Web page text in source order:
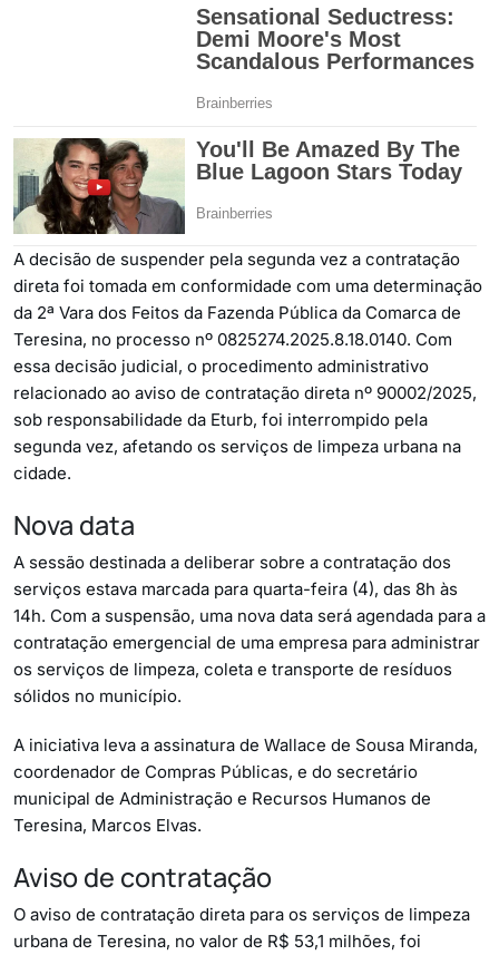
A decisão de suspender pela segunda vez a contratação
direta foi tomada em conformidade com uma determinação
da 2ª Vara dos Feitos da Fazenda Pública da Comarca de
Teresina, no processo nº 0825274.2025.8.18.0140. Com
essa decisão judicial, o procedimento administrativo
relacionado ao aviso de contratação direta nº 90002/2025,
sob responsabilidade da Eturb, foi interrompido pela
segunda vez, afetando os serviços de limpeza urbana na
cidade.
Nova data
A sessão destinada a deliberar sobre a contratação dos
serviços estava marcada para quarta-feira (4), das 8h às
14h. Com a suspensão, uma nova data será agendada para a
contratação emergencial de uma empresa para administrar
os serviços de limpeza, coleta e transporte de resíduos
sólidos no município.
A iniciativa leva a assinatura de Wallace de Sousa Miranda,
coordenador de Compras Públicas, e do secretário
municipal de Administração e Recursos Humanos de
Teresina, Marcos Elvas.
Aviso de contratação
O aviso de contratação direta para os serviços de limpeza
urbana de Teresina, no valor de R$ 53,1 milhões, foi